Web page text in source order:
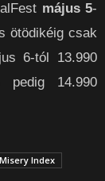
május 5-
ötödikéig csak
6-tól 13.990
pedig 14.990
Misery Index